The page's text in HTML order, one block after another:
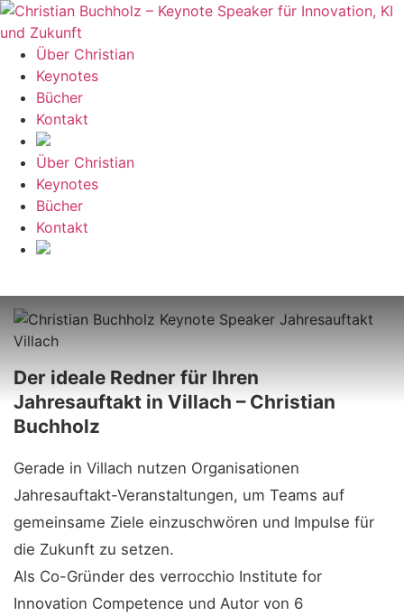
Zum
Inhalt
springenÜber Christian
Keynotes
Bücher
Kontakt
Über Christian
Keynotes
Bücher
Kontakt
Der ideale Redner für Ihren
Jahresauftakt in Villach – Christian
Buchholz
Gerade in Villach nutzen Organisationen
Jahresauftakt-Veranstaltungen, um Teams auf
gemeinsame Ziele einzuschwören und Impulse für
die Zukunft zu setzen.
Als Co-Gründer des verrocchio Institute for
Innovation Competence und Autor von 6